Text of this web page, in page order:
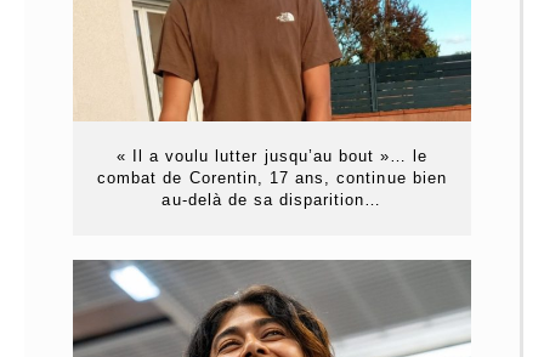
« Il a voulu lutter jusqu’au bout »… le
combat de Corentin, 17 ans, continue bien
au-delà de sa disparition…